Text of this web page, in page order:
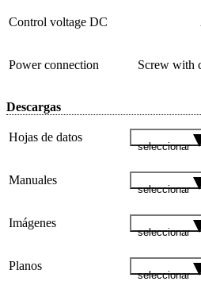
Control voltage DC
Power connection Screw with
Descargas
Hojas de datos
seleccionar
Manuales
seleccionar
Imágenes
seleccionar
Planos
seleccionar